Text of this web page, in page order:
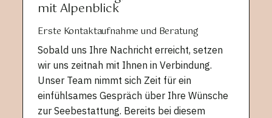
mit Alpenblick
Erste Kontaktaufnahme und Beratung
Sobald uns Ihre Nachricht erreicht, setzen
wir uns zeitnah mit Ihnen in Verbindung.
Unser Team nimmt sich Zeit für ein
einfühlsames Gespräch über Ihre Wünsche
zur Seebestattung. Bereits bei diesem